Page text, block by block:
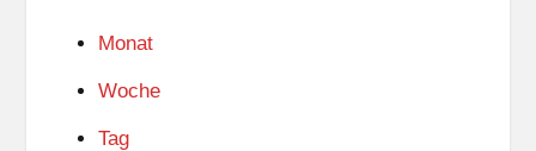
Monat
Woche
Tag